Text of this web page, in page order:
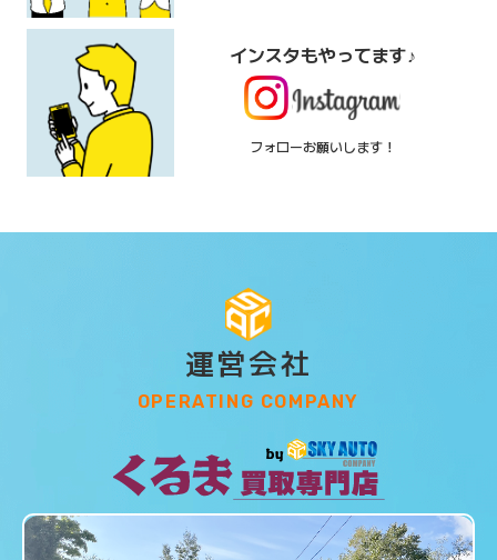
インスタもやってます♪
フォローお願いします！
運営会社
OPERATING COMPANY